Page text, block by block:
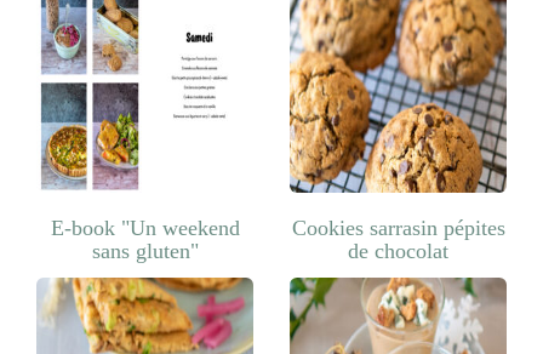
E-book "Un weekend
sans gluten"
Cookies sarrasin pépites
de chocolat